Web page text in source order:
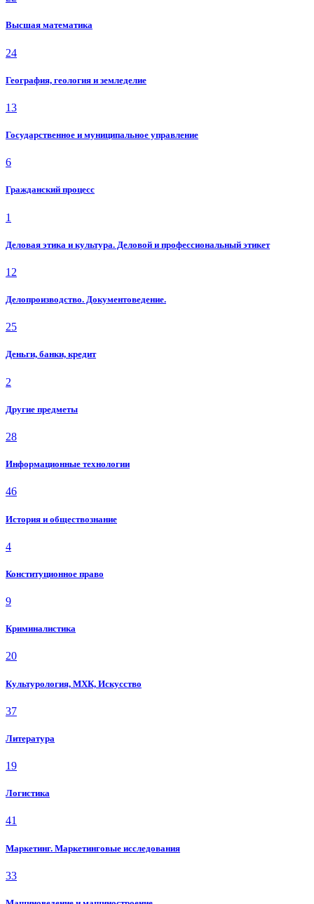
Высшая математика
24
География, геология и земледелие
13
Государственное и муниципальное управление
6
Гражданский процесс
1
Деловая этика и культура. Деловой и профессиональный этикет
12
Делопроизводство. Документоведение.
25
Деньги, банки, кредит
2
Другие предметы
28
Информационные технологии
46
История и обществознание
4
Конституционное право
9
Криминалистика
20
Культурология, МХК, Искусство
37
Литература
19
Логистика
41
Маркетинг. Маркетинговые исследования
33